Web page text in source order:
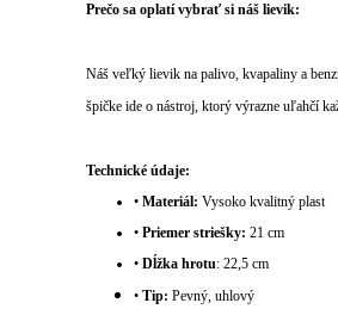
Prečo sa oplatí vybrať si náš lievik:
Náš veľký lievik na palivo, kvapaliny a
špičke ide o nástroj, ktorý výrazne uľahčí
Technické údaje:
• Materiál: Vysoko kvalitný plast
• Priemer striešky: 21 cm
• Dĺžka hrotu: 22,5 cm
• Tip: Pevný, uhlový